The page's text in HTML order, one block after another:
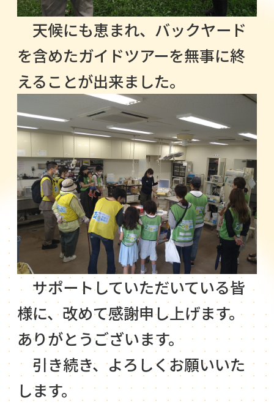
天候にも恵まれ、バックヤード
を含めたガイドツアーを無事に終
えることが出来ました。
サポートしていただいている皆
様に、改めて感謝申し上げます。
ありがとうございます。
引き続き、よろしくお願いいた
します。